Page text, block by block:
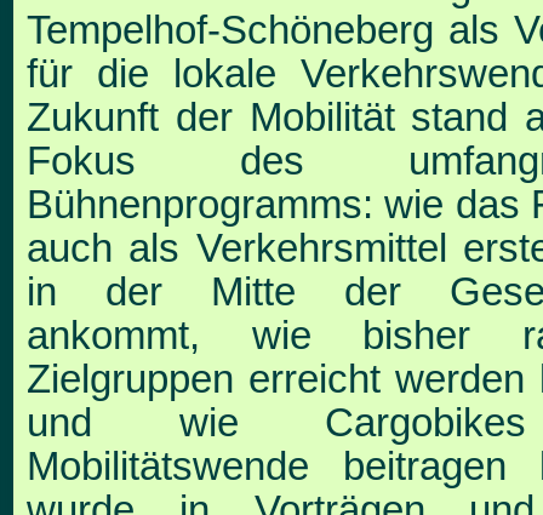
Tempelhof-Schöneberg als
für die lokale
Zukunft der Mobilität stand
Fokus des umfang
Bühnenprogramms: wie das
auch als Verkehrsmittel
in der Mitte der
ankommt, wie bisher
Zielgruppen erreicht werden
und wie
Mobilitätswende beitragen